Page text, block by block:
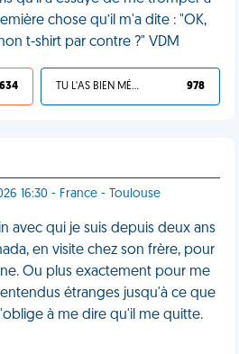
chose qu’il m'a dite : "OK,
t-shirt par contre ?" VDM
TU L'AS BIEN MÉRITÉ 978
16:30 - France - Toulouse
avec qui je suis depuis deux ans
en visite chez son frère, pour
Ou plus exactement pour me
étranges jusqu'à ce que
à me dire qu'il me quitte.